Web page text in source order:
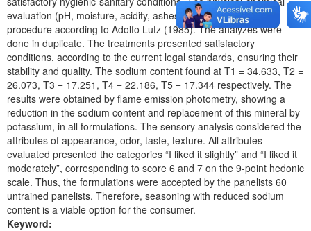
evaluation (pH, moisture, acidity, ashes) followed an analytical
procedure according to Adolfo Lutz (1985). The analyzes were
done in duplicate. The treatments presented satisfactory
conditions, according to the current legal standards, ensuring their
stability and quality. The sodium content found at T1 = 34.633, T2 =
26.073, T3 = 17.251, T4 = 22.186, T5 = 17.344 respectively. The
results were obtained by flame emission photometry, showing a
reduction in the sodium content and replacement of this mineral by
potassium, in all formulations. The sensory analysis considered the
attributes of appearance, odor, taste, texture. All attributes
evaluated presented the categories “I liked it slightly” and “I liked it
moderately”, corresponding to score 6 and 7 on the 9-point hedonic
scale. Thus, the formulations were accepted by the panelists 60
untrained panelists. Therefore, seasoning with reduced sodium
content is a viable option for the consumer.
Keyword: